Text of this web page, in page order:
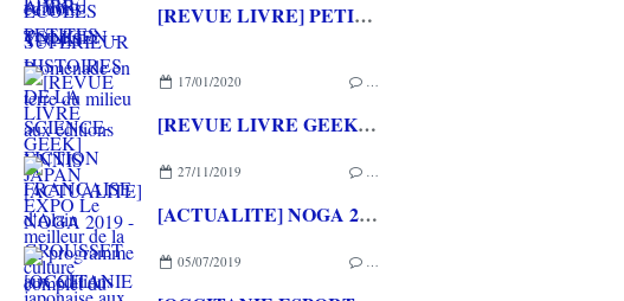
[REVUE LIVRE] PETITES HISTOIRES DE LA SCIENCE-FICTION FRANCAISE d'Alain GROUSSET aux éditions ACTUSF
17/01/2020 …
[REVUE LIVRE GEEK] JAPAN EXPO Le meilleur de la culture japonaise aux éditions HACHETTE HEROES
27/11/2019 …
[ACTUALITE] NOGA 2019 - Le programme complet du NIMES OPEN GAME ART 2019 pour ne rien rater!
05/07/2019 …